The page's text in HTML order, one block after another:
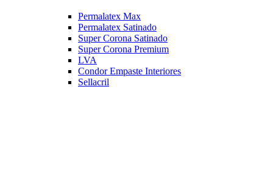
Permalatex Max
Permalatex Satinado
Super Corona Satinado
Super Corona Premium
LVA
Condor Empaste Interiores
Sellacril